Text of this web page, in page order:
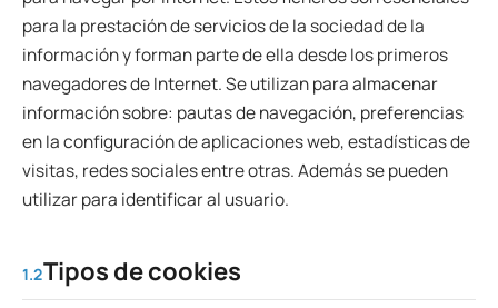
para la prestación de servicios de la sociedad de la
información y forman parte de ella desde los primeros
navegadores de Internet. Se utilizan para almacenar
información sobre: pautas de navegación, preferencias
en la configuración de aplicaciones web, estadísticas de
visitas, redes sociales entre otras. Además se pueden
utilizar para identificar al usuario.
1.2Tipos de cookies